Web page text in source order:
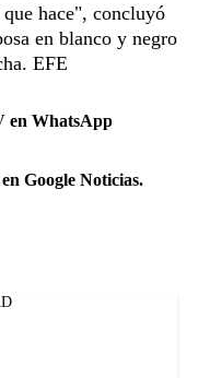
hace", concluyó
en blanco y negro
EFE
en WhatsApp
Google Noticias.